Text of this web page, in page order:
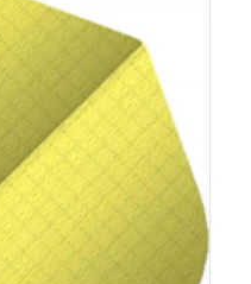
75
40 g